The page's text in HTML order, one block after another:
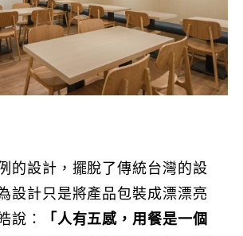
的設計，擺脫了傳統台灣的設
設計只是將產品包裝成漂漂亮
說：
「人有五感，用餐是一個